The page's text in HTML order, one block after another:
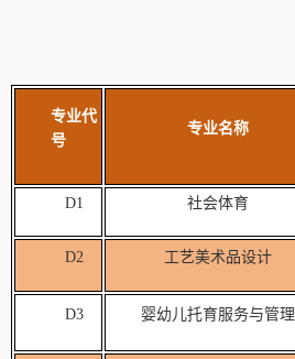
专业代
号
专业名称
D1 社会体育
D2 工艺美术品设计
D3 婴幼儿托育服务与管理